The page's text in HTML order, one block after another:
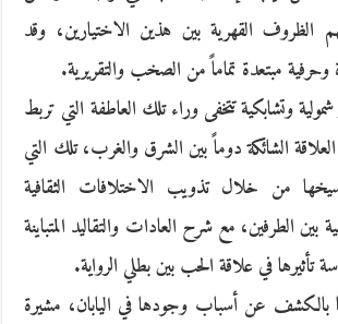
الظروف القهرية بين هذين الاختيارين، وقد
وحرفية مبتعدة تماماً من الصخب والتقريرية.
وتشابكية تتخفى وراء تلك العاطفة التي تربط
الشائكة دوماً بين الشرق والغرب، تلك التي
من خلال تذويب الاختلافات الثقافية
بين الطرفين، مع شرح العادات والتقاليد المتباينة
تأثيرها في علاقة الحب بين بطلي الرواية.
بالكشف عن أسباب وجودها في اليابان، مشيرة